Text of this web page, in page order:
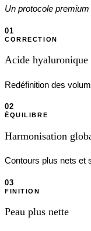
Un protocole
01
CORRECTION
Acide hyaluronique
Redéfinition des
02
ÉQUILIBRE
Harmonisation
Contours plus nets et
03
FINITION
Peau plus nette